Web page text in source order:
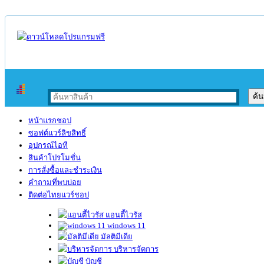
หน้าแรกชอป
ซอฟต์แวร์ลิขสิทธิ์
อุปกรณ์ไอที
สินค้าโปรโมชั่น
การสั่งซื้อและชำระเงิน
คำถามที่พบบ่อย
ติดต่อไทยแวร์ชอป
แอนตี้ไวรัส
windows 11
มัลติมีเดีย
บริหารจัดการ
บัญชี